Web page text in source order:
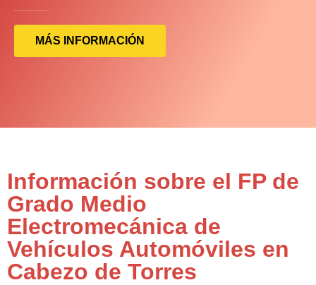
MÁS INFORMACIÓN
Información sobre el FP de
Grado Medio
Electromecánica de
Vehículos Automóviles en
Cabezo de Torres